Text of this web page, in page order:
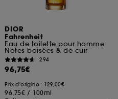
DIOR
Fahrenheit
Eau de toilette pour homme
Notes boisées & de cuir
294
96,75€
Prix d'origine : 129,00€
96,75€ / 100ml